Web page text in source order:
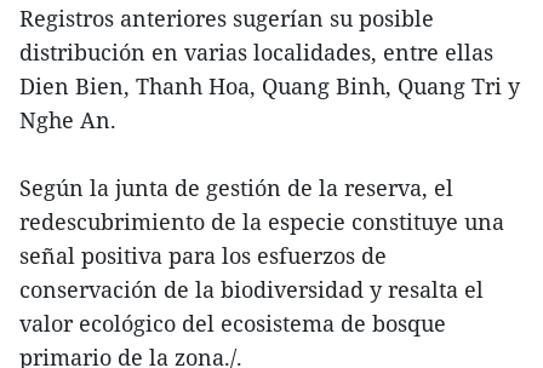
Registros anteriores sugerían su posible
distribución en varias localidades, entre ellas
Dien Bien, Thanh Hoa, Quang Binh, Quang Tri y
Nghe An.
Según la junta de gestión de la reserva, el
redescubrimiento de la especie constituye una
señal positiva para los esfuerzos de
conservación de la biodiversidad y resalta el
valor ecológico del ecosistema de bosque
primario de la zona./.